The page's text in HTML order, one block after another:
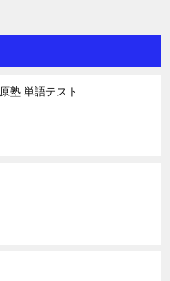
塾 単語テスト